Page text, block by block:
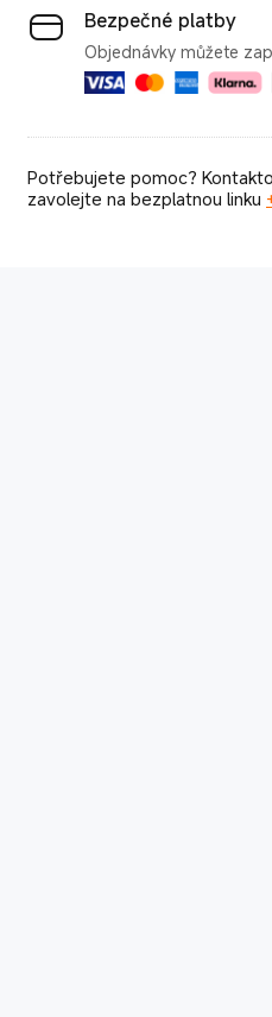
Bezpečné platby
Objednávky můžete
Potřebujete pomoc?
zavolejte na bezplatnou linku